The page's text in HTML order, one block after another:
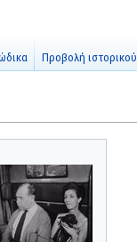
Προβολή ιστορικού